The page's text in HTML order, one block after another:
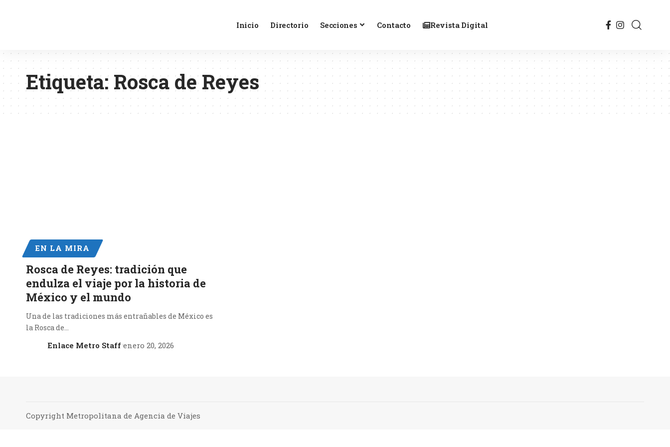
Inicio Directorio Secciones Contacto Revista Digital
Etiqueta: Rosca de Reyes
EN LA MIRA
Rosca de Reyes: tradición que
endulza el viaje por la historia de
México y el mundo
Una de las tradiciones más entrañables de México es
la Rosca de…
Enlace Metro Staff enero 20, 2026
Copyright Metropolitana de Agencia de Viajes